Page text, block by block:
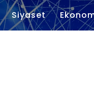
Siyaset